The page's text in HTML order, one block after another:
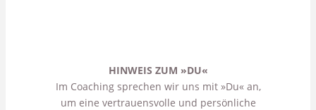
HINWEIS ZUM »DU«
Im Coaching sprechen wir uns mit »Du« an,
um eine vertrauensvolle und persönliche